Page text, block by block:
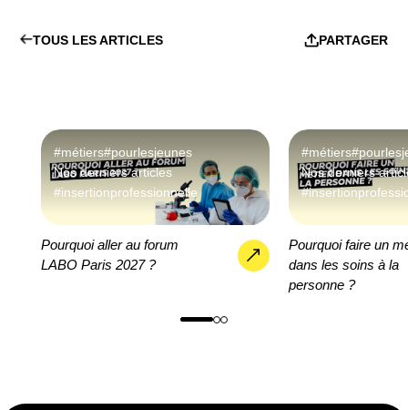
TOUS LES ARTICLES PARTAGER
#métiers#pourlesjeunes
Nos derniers articles
#insertionprofessionnelle
Pourquoi aller au forum
LABO Paris 2027 ?
#métiers
Nos derniers
Pourquoi faire un
dans les soins à la
personne ?